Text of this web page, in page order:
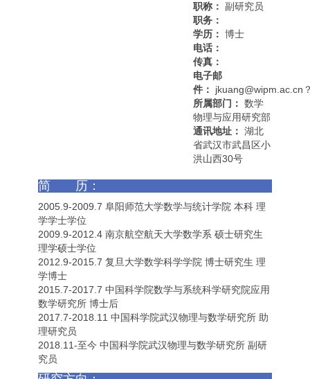
职称： 副研究员
职务：
学历： 博士
电话：
传真：
电子邮
件：
jkuang@wipm.ac.cn
所属部门： 数学
物理与应用研究部
通讯地址： 湖北
省武汉市武昌区小
洪山西30号
简 历：
2005.9-2009.7 阜阳师范大学数学与统计学院 本科 理
学学士学位
2009.9-2012.4 南京航空航天大学数学系 硕士研究生
理学硕士学位
2012.9-2015.7 复旦大学数学科学学院 博士研究生 理
学博士
2015.7-2017.7 中国科学院数学与系统科学研究院应用
数学研究所 博士后
2017.7-2018.11 中国科学院武汉物理与数学研究所 助
理研究员
2018.11-至今 中国科学院武汉物理与数学研究所 副研
究员